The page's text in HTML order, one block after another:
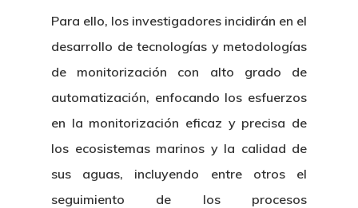
Para ello, los investigadores incidirán en el
desarrollo de tecnologías y metodologías
de monitorización con alto grado de
automatización, enfocando los esfuerzos
en la monitorización eficaz y precisa de
los ecosistemas marinos y la calidad de
sus aguas, incluyendo entre otros el
seguimiento de los procesos